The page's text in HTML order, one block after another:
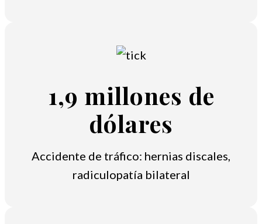
1,9 millones de
dólares
Accidente de tráfico: hernias discales,
radiculopatía bilateral